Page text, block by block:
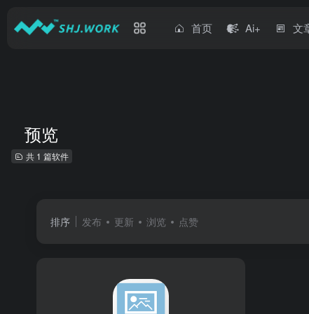
首页 Ai+ 文
预览
共 1 篇软件
排序 发布 更新 浏览 点赞